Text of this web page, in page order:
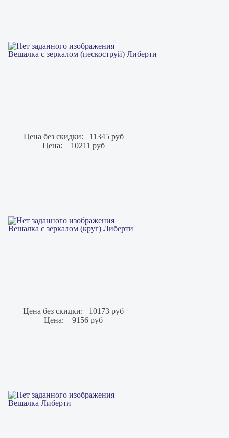
Вешалка с зеркалом (пескоструй) Либерти
Цена без скидки:
11345 руб
Цена:
10211 руб
Вешалка с зеркалом (круг) Либерти
Цена без скидки:
10173 руб
Цена:
9156 руб
Вешалка Либерти